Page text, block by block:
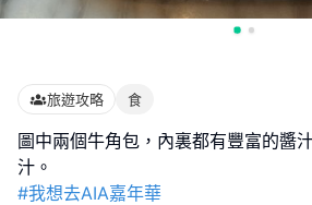
旅遊攻略 食
圖中兩個牛角包，內裏都有豐富的醬
#我想去AIA嘉年華